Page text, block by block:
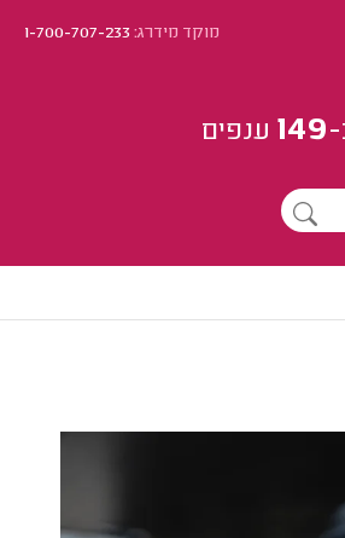
מוקד מידרג:1-700-707-233
149 ענפים